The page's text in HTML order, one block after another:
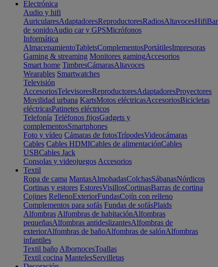
Electrónica
Audio y hifi
AuricularesAdaptadoresReproductoresRadiosAltavocesHifi
de sonidoAudio car y GPSMicrófonos
Informática
AlmacenamientoTabletsComplementosPortátilesImpresoras
Gaming & streaming Monitores gamingAccesorios
Smart home TimbresCámarasAltavoces
Wearables Smartwatches
Televisión
AccesoriosTelevisoresReproductoresAdaptadoresProyectores
Movilidad urbana KartsMotos eléctricasAccesoriosBicicletas
eléctricasPatinetes eléctricos
Telefonía Teléfonos fijosGadgets y
complementosSmartphones
Foto y vídeo Cámaras de fotosTrípodesVideocámaras
Cables Cables HDMICables de alimentaciónCables
USBCables Jack
Consolas y videojuegos Accesorios
Textil
Ropa de cama MantasAlmohadasColchasSábanasNórdicos
Cortinas y estores EstoresVisillosCortinasBarras de cortina
Cojines RellenoExteriorFundasCojín con relleno
Complementos para sofás Fundas de sofásPlaids
Alfombras Alfombras de habitaciónAlfombras
pequeñasAlfombras antideslizantesAlfombras de
exteriorAlfombras de bañoAlfombras de salónAlfombras
infantiles
Textil baño AlbornocesToallas
Textil cocina MantelesServilletas